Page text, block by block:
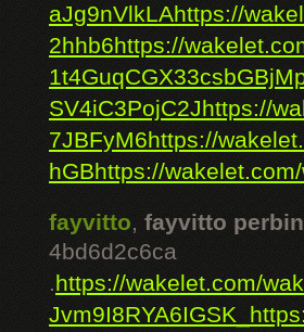
aJg9nVlkLAhttps://
2hhb6https://
SV4iC3PojC2Jhttps://
7JBFyM6https://
hGBhttps://
fayvitto, fayvitto perbin
4bd6d2c6ca
.https://wakelet.com/
Jvm9I8RYA6IGSK_